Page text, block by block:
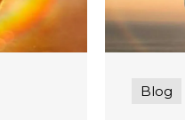
Blog